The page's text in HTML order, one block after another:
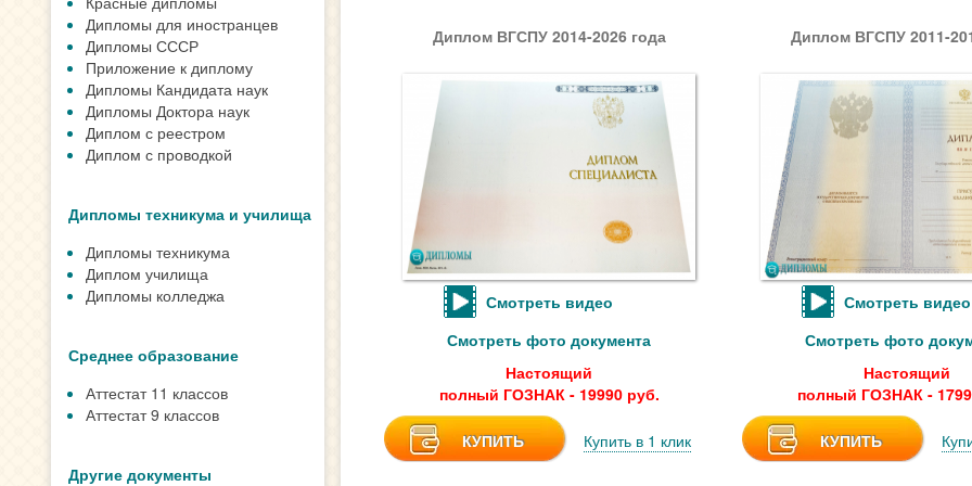
Дипломы для иностранцев
Дипломы СССР
Приложение к диплому
Дипломы Кандидата наук
Дипломы Доктора наук
Диплом с реестром
Диплом с проводкой
Дипломы техникума и училища
Дипломы техникума
Диплом училища
Дипломы колледжа
Среднее образование
Аттестат 11 классов
Аттестат 9 классов
Другие документы
Диплом ВГСПУ 2014-2026 года
Смотреть видео
Смотреть фото документа
Настоящий
полный ГОЗНАК - 19990 руб.
КУПИТЬ Купить в 1 клик
Диплом ВГСПУ 2011-
Смотреть видео
Смотреть фото
Настоящий
полный ГОЗНАК -
КУПИТЬ